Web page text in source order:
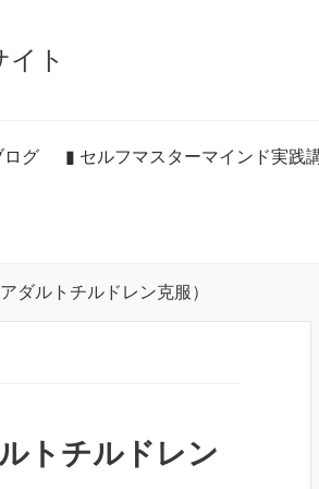
ト
ログ ▮ セルフマスターマインド実践
ダルトチルドレン克服）
トチルドレン